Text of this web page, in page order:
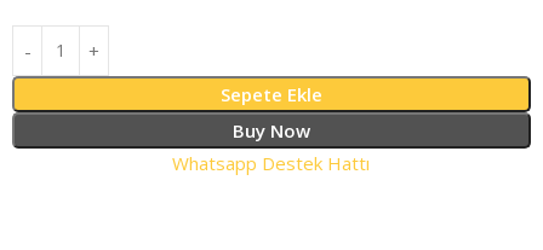
Sepete Ekle
Buy Now
Whatsapp Destek Hattı